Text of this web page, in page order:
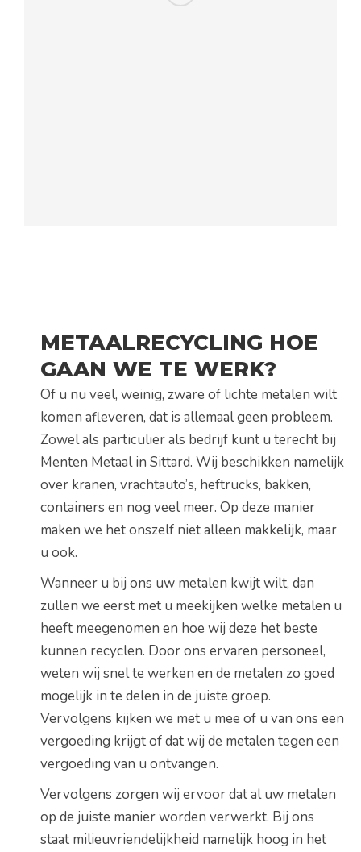
METAALRECYCLING HOE
GAAN WE TE WERK?
Of u nu veel, weinig, zware of lichte metalen wilt
komen afleveren, dat is allemaal geen probleem.
Zowel als particulier als bedrijf kunt u terecht bij
Menten Metaal in Sittard. Wij beschikken namelijk
over kranen, vrachtauto’s, heftrucks, bakken,
containers en nog veel meer. Op deze manier
maken we het onszelf niet alleen makkelijk, maar
u ook.
Wanneer u bij ons uw metalen kwijt wilt, dan
zullen we eerst met u meekijken welke metalen u
heeft meegenomen en hoe wij deze het beste
kunnen recyclen. Door ons ervaren personeel,
weten wij snel te werken en de metalen zo goed
mogelijk in te delen in de juiste groep.
Vervolgens kijken we met u mee of u van ons een
vergoeding krijgt of dat wij de metalen tegen een
vergoeding van u ontvangen.
Vervolgens zorgen wij ervoor dat al uw metalen
op de juiste manier worden verwerkt. Bij ons
staat milieuvriendelijkheid namelijk hoog in het